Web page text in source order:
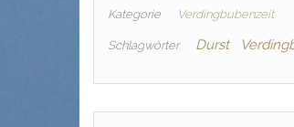
Kategorie Verdingbubenzeit
Schlagwörter Durst